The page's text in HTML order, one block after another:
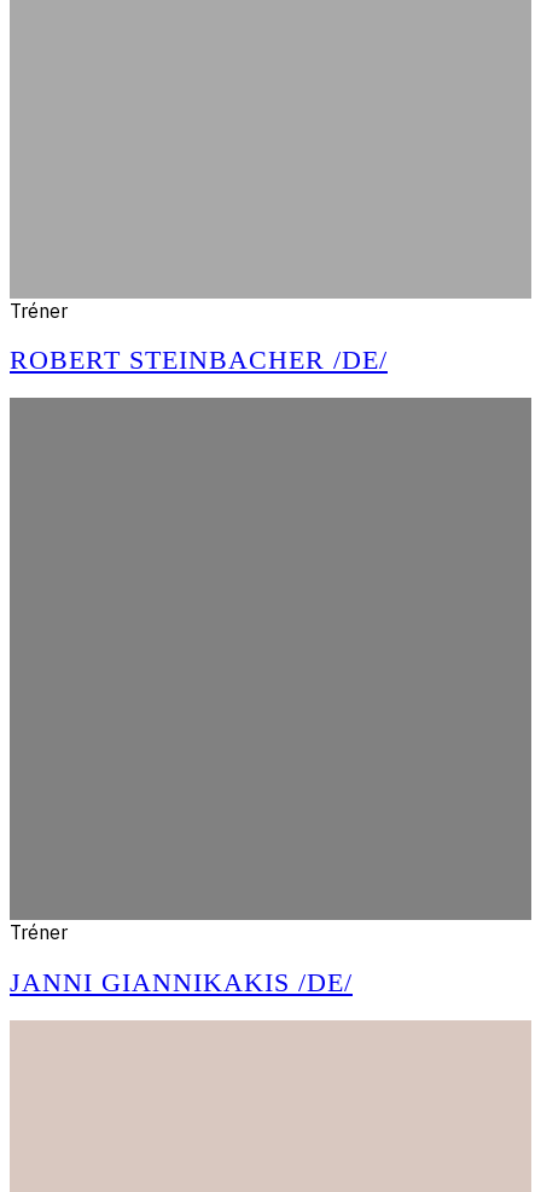
Tréner
ROBERT STEINBACHER /DE/
Tréner
JANNI GIANNIKAKIS /DE/